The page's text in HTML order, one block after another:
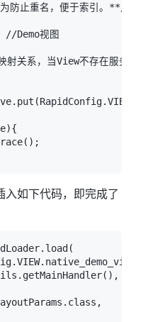
止重名，便于索引。**/
视图
系，当View不存在服务端
如下代码，即完成了